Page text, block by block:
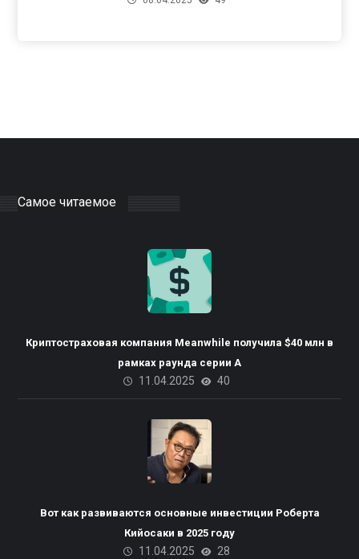
Самое читаемое
Криптостраховая компания Meanwhile получила $40 млн в
рамках раунда серии А
11.04.2025 40
Вот как развиваются основные инвестиции Роберта
Кийосаки в 2025 году
11.04.2025 28